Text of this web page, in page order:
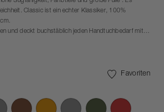
Classic ist ein echter Klassiker, 100%
und deckt buchstäblich jeden Handtuchbedarf mit
umarmenden Badehandtuch in 140 x 70 cm ab.
Favoriten